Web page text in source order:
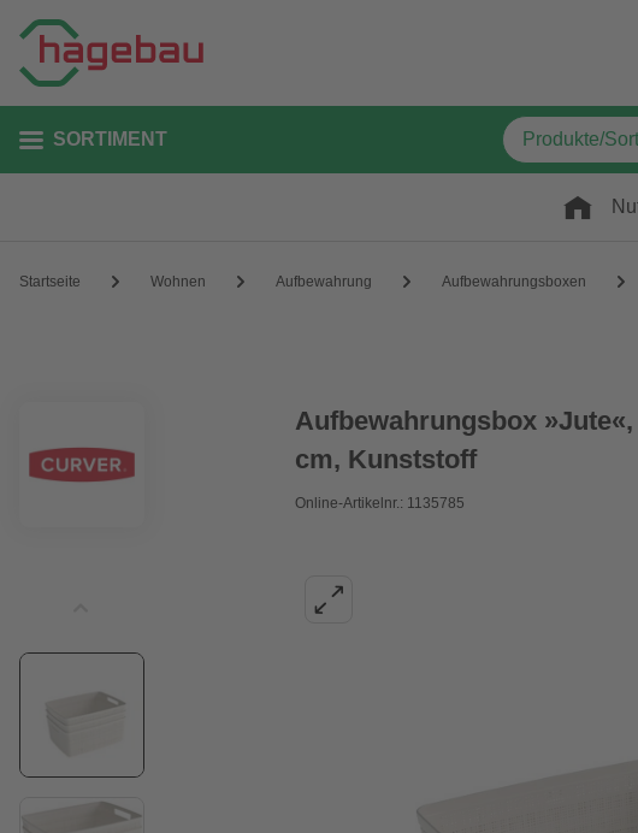
SORTIMENT
Startseite Wohnen Aufbewahrung Aufbewahrungsboxen
Aufbewahrungsbox
cm, Kunststoff
Online-Artikelnr.: 1135785